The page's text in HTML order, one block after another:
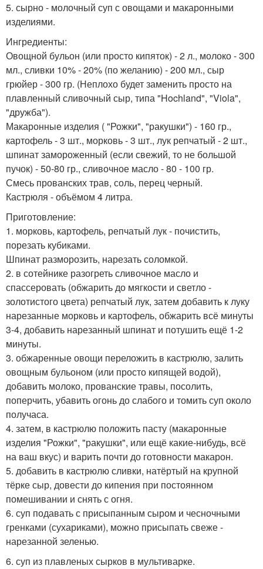
5. сырно - молочный суп с овощами и макаронными
изделиями.
Ингредиенты:
Овощной бульон (или просто кипяток) - 2 л., молоко - 300
мл., сливки 10% - 20% (по желанию) - 200 мл., сыр
грюйер - 300 гр. (Неплохо будет заменить просто на
плавленный сливочный сыр, типа "Hochland", "Viola",
"дружба").
Макаронные изделия ( "Рожки", "ракушки") - 160 гр.,
картофель - 3 шт., морковь - 3 шт., лук репчатый - 2 шт.,
шпинат замороженный (если свежий, то не большой
пучок) - 50-80 гр., сливочное масло - 80 - 100 гр.
Смесь прованских трав, соль, перец черный.
Кастрюля - объёмом 4 литра.
Приготовление:
1. морковь, картофель, репчатый лук - почистить,
порезать кубиками.
Шпинат разморозить, нарезать соломкой.
2. в сотейнике разогреть сливочное масло и
спассеровать (обжарить до мягкости и светло -
золотистого цвета) репчатый лук, затем добавить к луку
нарезанные морковь и картофель, обжарить всё минуты
3-4, добавить нарезанный шпинат и потушить ещё 1-2
минуты.
3. обжаренные овощи переложить в кастрюлю, залить
овощным бульоном (или просто кипящей водой),
добавить молоко, прованские травы, посолить,
поперчить, убавить огонь до слабого и томить суп около
получаса.
4. затем, в кастрюлю положить пасту (макаронные
изделия "Рожки", "ракушки", или ещё какие-нибудь, всё
на ваш вкус) и варить почти до готовности макарон.
5. добавить в кастрюлю сливки, натёртый на крупной
тёрке сыр, довести до кипения при постоянном
помешивании и снять с огня.
6. суп подавать с присыпанным сыром и чесночными
гренками (сухариками), можно присыпать свеже -
нарезанной зеленью.
6. суп из плавленых сырков в мультиварке.